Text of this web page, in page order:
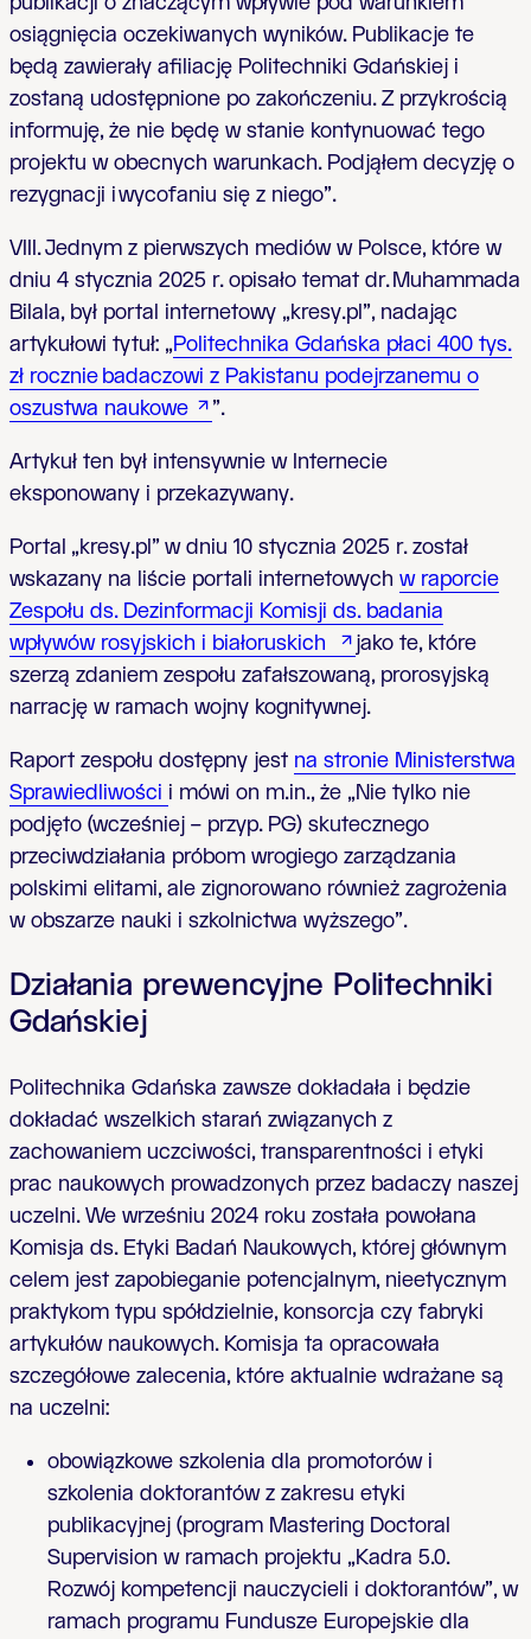
osiągnięcia oczekiwanych wyników. Publikacje te
będą zawierały afiliację Politechniki Gdańskiej i
zostaną udostępnione po zakończeniu. Z przykrością
informuję, że nie będę w stanie kontynuować tego
projektu w obecnych warunkach. Podjąłem decyzję o
rezygnacji i wycofaniu się z niego”.
VIII. Jednym z pierwszych mediów w Polsce, które w
dniu 4 stycznia 2025 r. opisało temat dr. Muhammada
Bilala, był portal internetowy „kresy.pl”, nadając
artykułowi tytuł: „Politechnika Gdańska płaci 400 tys.
zł rocznie badaczowi z Pakistanu podejrzanemu o
oszustwa naukowe
”.
Artykuł ten był intensywnie w Internecie
eksponowany i przekazywany.
Portal „kresy.pl” w dniu 10 stycznia 2025 r. został
wskazany na liście portali internetowych w raporcie
Zespołu ds. Dezinformacji Komisji ds. badania
wpływów rosyjskich i białoruskich
jako te, które
szerzą zdaniem zespołu zafałszowaną, prorosyjską
narrację w ramach wojny kognitywnej.
Raport zespołu dostępny jest na stronie Ministerstwa
Sprawiedliwości i mówi on m.in., że „Nie tylko nie
podjęto (wcześniej – przyp. PG) skutecznego
przeciwdziałania próbom wrogiego zarządzania
polskimi elitami, ale zignorowano również zagrożenia
w obszarze nauki i szkolnictwa wyższego”.
Działania prewencyjne Politechniki
Gdańskiej
Politechnika Gdańska zawsze dokładała i będzie
dokładać wszelkich starań związanych z
zachowaniem uczciwości, transparentności i etyki
prac naukowych prowadzonych przez badaczy naszej
uczelni. We wrześniu 2024 roku została powołana
Komisja ds. Etyki Badań Naukowych, której głównym
celem jest zapobieganie potencjalnym, nieetycznym
praktykom typu spółdzielnie, konsorcja czy fabryki
artykułów naukowych. Komisja ta opracowała
szczegółowe zalecenia, które aktualnie wdrażane są
na uczelni:
obowiązkowe szkolenia dla promotorów i
szkolenia doktorantów z zakresu etyki
publikacyjnej (program Mastering Doctoral
Supervision w ramach projektu „Kadra 5.0.
Rozwój kompetencji nauczycieli i doktorantów”, w
ramach programu Fundusze Europejskie dla